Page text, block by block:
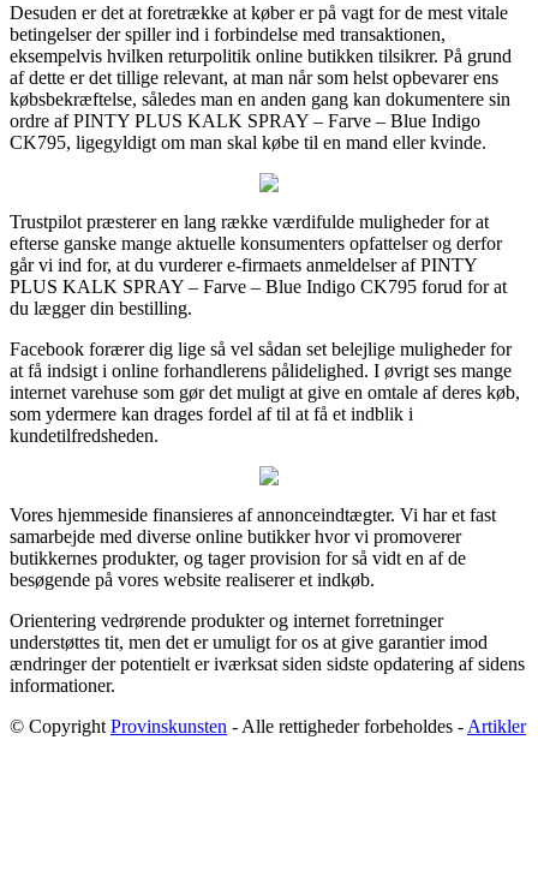
Desuden er det at foretrække at køber er på vagt for de mest vitale
betingelser der spiller ind i forbindelse med transaktionen,
eksempelvis hvilken returpolitik online butikken tilsikrer. På grund
af dette er det tillige relevant, at man når som helst opbevarer ens
købsbekræftelse, således man en anden gang kan dokumentere sin
ordre af PINTY PLUS KALK SPRAY – Farve – Blue Indigo
CK795, ligegyldigt om man skal købe til en mand eller kvinde.
Trustpilot præsterer en lang række værdifulde muligheder for at
efterse ganske mange aktuelle konsumenters opfattelser og derfor
går vi ind for, at du vurderer e-firmaets anmeldelser af PINTY
PLUS KALK SPRAY – Farve – Blue Indigo CK795 forud for at
du lægger din bestilling.
Facebook forærer dig lige så vel sådan set belejlige muligheder for
at få indsigt i online forhandlerens pålidelighed. I øvrigt ses mange
internet varehuse som gør det muligt at give en omtale af deres køb,
som ydermere kan drages fordel af til at få et indblik i
kundetilfredsheden.
Vores hjemmeside finansieres af annonceindtægter. Vi har et fast
samarbejde med diverse online butikker hvor vi promoverer
butikkernes produkter, og tager provision for så vidt en af de
besøgende på vores website realiserer et indkøb.
Orientering vedrørende produkter og internet forretninger
understøttes tit, men det er umuligt for os at give garantier imod
ændringer der potentielt er iværksat siden sidste opdatering af sidens
informationer.
© Copyright Provinskunsten - Alle rettigheder forbeholdes - Artikler